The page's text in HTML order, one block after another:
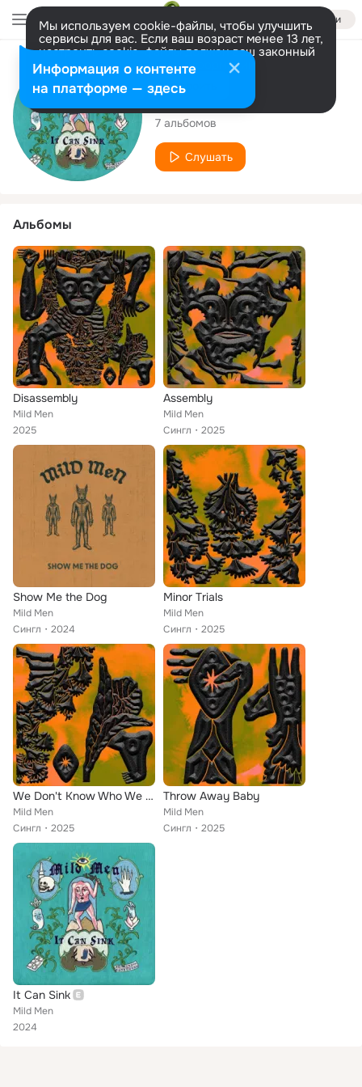
Войти
Мы используем cookie-файлы, чтобы улучшить
сервисы для вас. Если ваш возраст менее 13 лет,
настроить cookie-файлы должен ваш законный
представитель. Больше информации
Разрешить все Настроить
Исполнитель
Mild Men
7 альбомов
Слушать
Альбомы
Disassembly
Mild Men
2025
Assembly
Mild Men
Сингл
2025
Show Me the Dog
Mild Men
Сингл
2024
Minor Trials
Mild Men
Сингл
2025
We Don't Know Who We Are Any More
Mild Men
Сингл
2025
Throw Away Baby
Mild Men
Сингл
2025
It Can Sink
Mild Men
2024
Информация о контенте
на платформе — здесь